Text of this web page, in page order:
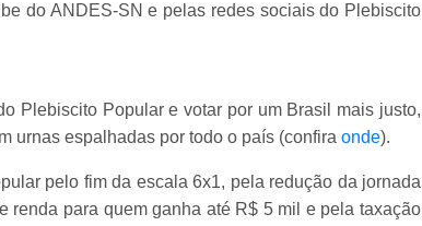
do ANDES-SN e pelas redes sociais do Plebiscito
Plebiscito Popular e votar por um Brasil mais justo,
urnas espalhadas por todo o país (confira onde).
pelo fim da escala 6x1, pela redução da jornada
renda para quem ganha até R$ 5 mil e pela taxação